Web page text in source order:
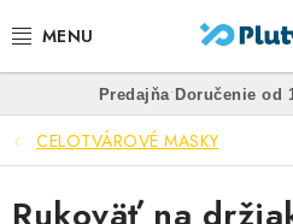
na
PLÁVANIE
ŠNORCHLOVANIE
Predajňa• Doručenie od
CELOTVÁROVÉ MASKY